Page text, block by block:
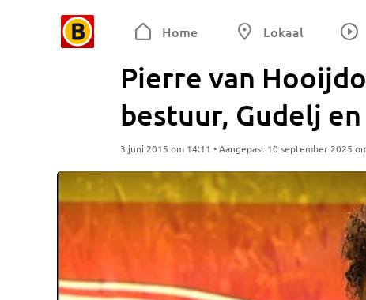
Home Lokaal
Pierre van
bestuur, Gudelj en
3 juni 2015 om 14:11 • Aangepast 10 september 2025